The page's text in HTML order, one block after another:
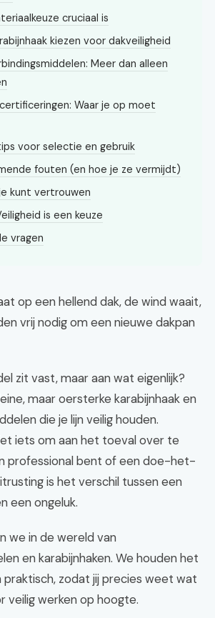
cruciaal is
kiezen voor dakveiligheid
Meer dan alleen
Waar je op moet
voor selectie en gebruik
fouten (en hoe je ze vermijdt)
kunt vertrouwen
is een keuze
vragen
op een hellend dak, de wind waait,
vrij nodig om een nieuwe dakpan
zit vast, maar aan wat eigenlijk?
maar oersterke karabijnhaak en
die je lijn veilig houden.
iets om aan het toeval over te
professional bent of een doe-het-
is het verschil tussen een
een ongeluk.
we in de wereld van
en karabijnhaken. We houden het
praktisch, zodat jij precies weet wat
veilig werken op hoogte.